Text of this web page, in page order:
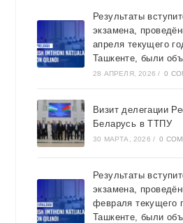
Результаты
экзамена,
апреля текущего
Ташкентe, были
28 АПРЕЛЯ, 2026 / 0
Визит делегации
Беларусь в ТТПУ
30 МАРТА, 2026 / 0
Результаты
экзамена,
февраля текущего
Ташкентe, были